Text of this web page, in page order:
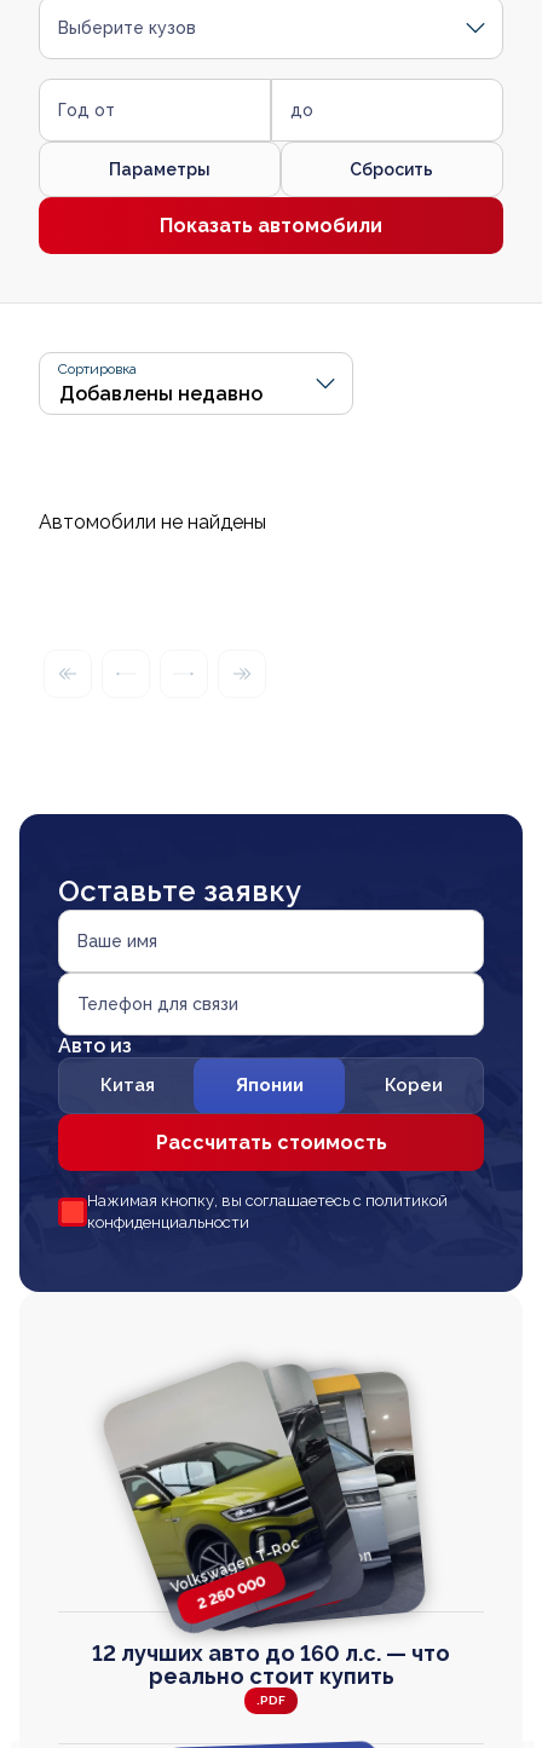
Выберите кузов
Год от до
Параметры Сбросить
Показать автомобили
Сортировка
Автомобили не найдены
Оставьте заявку
Ваше имя
Телефон для связи
Авто из
Китая Японии Кореи
Рассчитать стоимость
Нажимая кнопку, вы соглашаетесь с политикой
конфиденциальности
Volkswagen T-Roc
2 260 000
Toyota Harrier
2 820 000
Honda Step Wagon
2 820 000
Volkswagen
TAYRON
2 670 000
12 лучших авто до 160 л.с. — что
реально стоит купить
.PDF